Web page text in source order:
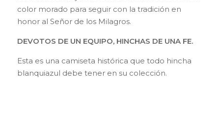
color morado para seguir con la tradición en
honor al Señor de los Milagros.
DEVOTOS DE UN EQUIPO, HINCHAS DE UNA FE.
Esta es una camiseta histórica que todo hincha
blanquiazul debe tener en su colección.